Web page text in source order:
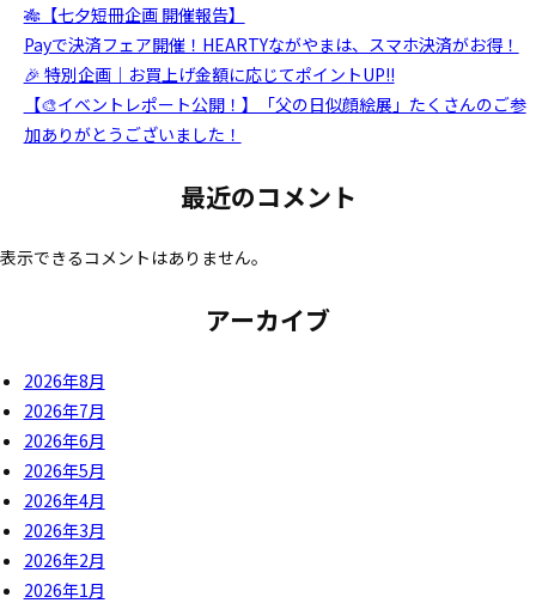
🎋【七夕短冊企画 開催報告】
Payで決済フェア開催！HEARTYながやまは、スマホ決済がお得！
🎉 特別企画｜お買上げ金額に応じてポイントUP!!
【🎨イベントレポート公開！】「父の日似顔絵展」たくさんのご参
加ありがとうございました！
最近のコメント
表示できるコメントはありません。
アーカイブ
2026年8月
2026年7月
2026年6月
2026年5月
2026年4月
2026年3月
2026年2月
2026年1月